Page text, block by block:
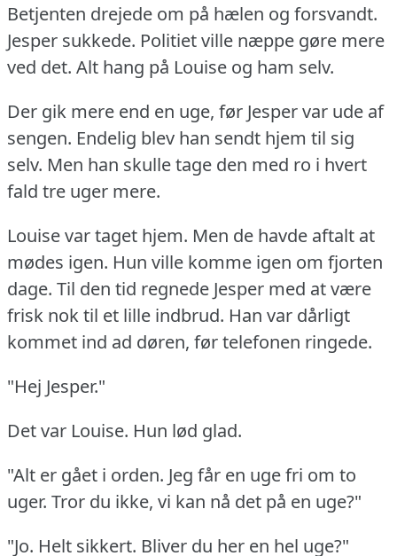
Betjenten drejede om på hælen og forsvandt.
Jesper sukkede. Politiet ville næppe gøre mere
ved det. Alt hang på Louise og ham selv.
Der gik mere end en uge, før Jesper var ude af
sengen. Endelig blev han sendt hjem til sig
selv. Men han skulle tage den med ro i hvert
fald tre uger mere.
Louise var taget hjem. Men de havde aftalt at
mødes igen. Hun ville komme igen om fjorten
dage. Til den tid regnede Jesper med at være
frisk nok til et lille indbrud. Han var dårligt
kommet ind ad døren, før telefonen ringede.
"Hej Jesper."
Det var Louise. Hun lød glad.
"Alt er gået i orden. Jeg får en uge fri om to
uger. Tror du ikke, vi kan nå det på en uge?"
"Jo. Helt sikkert. Bliver du her en hel uge?"